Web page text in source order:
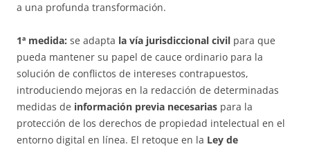
a una profunda transformación.
1ª medida: se adapta la vía jurisdiccional civil para que
pueda mantener su papel de cauce ordinario para la
solución de conflictos de intereses contrapuestos,
introduciendo mejoras en la redacción de determinadas
medidas de información previa necesarias para la
protección de los derechos de propiedad intelectual en el
entorno digital en línea. El retoque en la Ley de